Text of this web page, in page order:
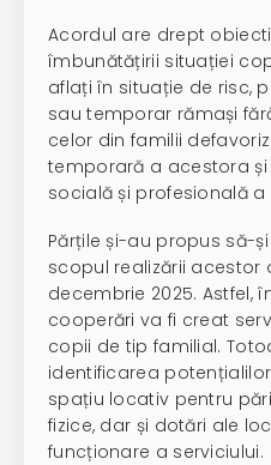
Acordul are drept
îmbunătățirii situației
aflați în situație de risc,
sau temporar rămași
celor din familii
temporară a acestora
socială și profesională
Părțile și-au propus să-
scopul realizării acestor
decembrie 2025. Astfel,
cooperări va fi creat
copii de tip familial.
identificarea
spațiu locativ pentru
fizice, dar și dotări ale
funcționare a serviciului.